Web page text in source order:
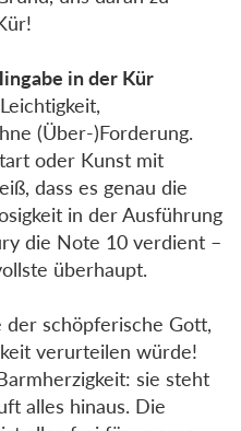
in der Kür
(Über-)Forderung.
oder Kunst mit
dass es genau die
in der Ausführung
die Note 10 verdient –
überhaupt.
der schöpferische Gott,
verurteilen würde!
sie steht
alles hinaus. Die